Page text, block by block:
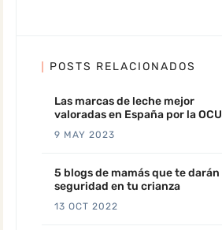
POSTS RELACIONADOS
Las marcas de leche mejor
valoradas en España por la OCU
9 MAY 2023
5 blogs de mamás que te darán
seguridad en tu crianza
13 OCT 2022